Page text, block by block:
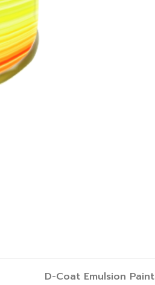
D-Coat Emulsion Paint